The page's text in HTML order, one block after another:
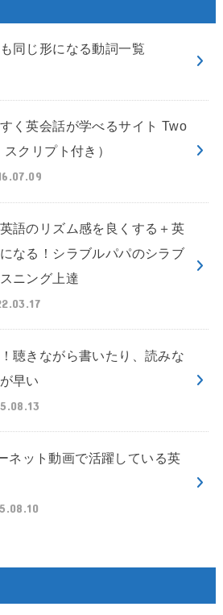
同じ形になる動詞一覧
く英会話が学べるサイト Two
クリプト付き）
語のリズム感を良くする＋英
なる！シラブルパパのシラブ
ニング上達
聴きながら書いたり、読みな
早い
ネット動画で活躍している英